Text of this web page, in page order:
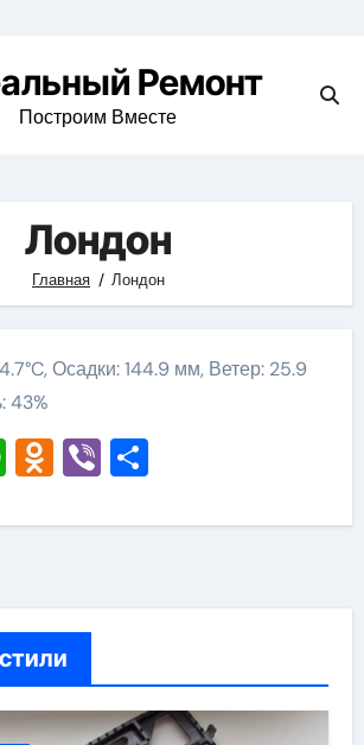
Ремонт
Построим Вместе
Лондон
Главная Лондон
Осадки: 144.9 мм, Ветер: 25.9
43%
WhatsApp
Odnoklassniki
ViberОтправить